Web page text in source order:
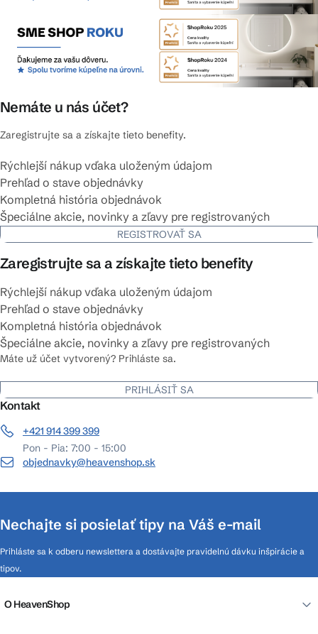
Nemáte u nás účet?
Zaregistrujte sa a získajte tieto benefity.
Rýchlejší nákup vďaka uloženým údajom
Prehľad o stave objednávky
Kompletná história objednávok
Špeciálne akcie, novinky a zľavy pre registrovaných
REGISTROVAŤ SA
Zaregistrujte sa a získajte tieto benefity
Rýchlejší nákup vďaka uloženým údajom
Prehľad o stave objednávky
Kompletná história objednávok
Špeciálne akcie, novinky a zľavy pre registrovaných
Máte už účet vytvorený? Prihláste sa.
PRIHLÁSIŤ SA
Kontakt
+421 914 399 399
Pon - Pia: 7:00 - 15:00
objednavky@heavenshop.sk
Nechajte si posielať tipy na Váš e-mail
Prihláste sa k odberu newslettera a dostávajte pravidelnú dávku inšpirácie a
tipov.
O HeavenShop